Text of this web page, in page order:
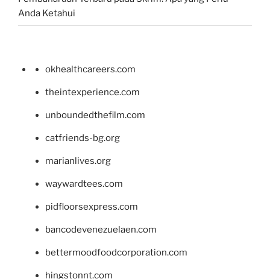
Anda Ketahui
okhealthcareers.com
theintexperience.com
unboundedthefilm.com
catfriends-bg.org
marianlives.org
waywardtees.com
pidfloorsexpress.com
bancodevenezuelaen.com
bettermoodfoodcorporation.com
hingstonnt.com